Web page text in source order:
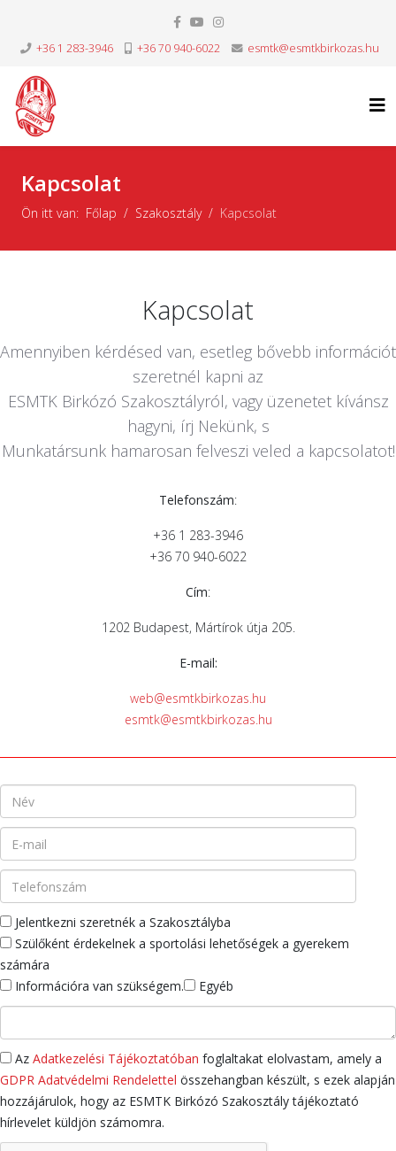
+36 1 283-3946 +36 70 940-6022 esmtk@esmtkbirkozas.hu
Kapcsolat
Ön itt van: Főlap Szakosztály Kapcsolat
Kapcsolat
Amennyiben kérdésed van, esetleg bővebb információt
szeretnél kapni az
ESMTK Birkózó Szakosztályról, vagy üzenetet kívánsz
hagyni, írj Nekünk, s
Munkatársunk hamarosan felveszi veled a kapcsolatot!
Telefonszám:
+36 1 283-3946
+36 70 940-6022
Cím:
1202 Budapest, Mártírok útja 205.
E-mail:
web@esmtkbirkozas.hu
esmtk@esmtkbirkozas.hu
Jelentkezni szeretnék a Szakosztályba
Szülőként érdekelnek a sportolási lehetőségek a gyerekem
számára
Információra van szükségem.
Egyéb
Az Adatkezelési Tájékoztatóban foglaltakat elolvastam, amely a
GDPR Adatvédelmi Rendelettel összehangban készült, s ezek alapján
hozzájárulok, hogy az ESMTK Birkózó Szakosztály tájékoztató
hírlevelet küldjön számomra.